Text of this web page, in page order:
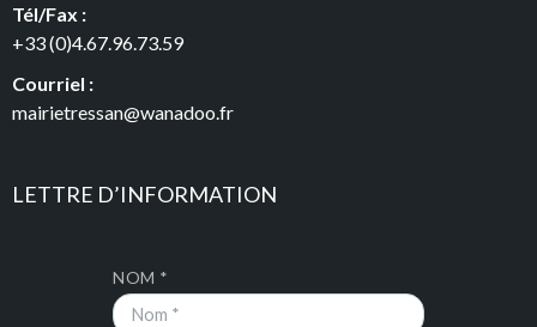
Tél/Fax :
+33 (0)4.67.96.73.59
Courriel :
mairietressan@wanadoo.fr
LETTRE D’INFORMATION
NOM *